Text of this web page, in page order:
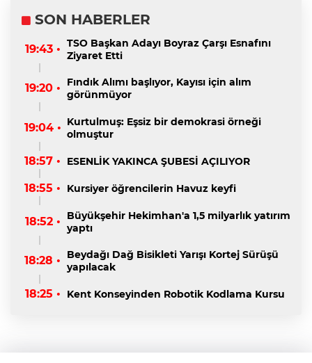
SON HABERLER
19:43 • TSO Başkan Adayı Boyraz Çarşı Esnafını
Ziyaret Etti
19:20 •
Fındık Alımı başlıyor, Kayısı için alım
görünmüyor
19:04 • Kurtulmuş: Eşsiz bir demokrasi örneği
olmuştur
18:57 • ESENLİK YAKINCA ŞUBESİ AÇILIYOR
18:55 • Kursiyer öğrencilerin Havuz keyfi
18:52 •
Büyükşehir Hekimhan'a 1,5 milyarlık yatırım
yaptı
18:28 •
Beydağı Dağ Bisikleti Yarışı Kortej Sürüşü
yapılacak
18:25 • Kent Konseyinden Robotik Kodlama Kursu